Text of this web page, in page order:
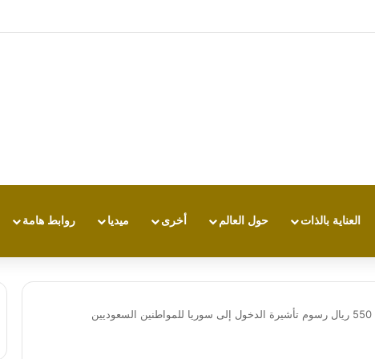
العناية بالذات حول العالم أخرى ميديا روابط هامة